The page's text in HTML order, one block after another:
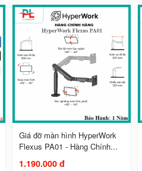
Giá đỡ màn hình HyperWork
Flexus PA01 - Hàng Chính...
1.190.000 đ